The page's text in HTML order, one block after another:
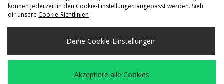
Lieferung Nach
Deutschland
Wir akzeptieren die folgenden Zahlungsmethoden
können jederzeit in den Cookie-Einstellungen angepasst werden. Sieh
dir unsere Cookie-Richtlinien
Deine Cookie-Einstellungen
Akzeptiere alle Cookies